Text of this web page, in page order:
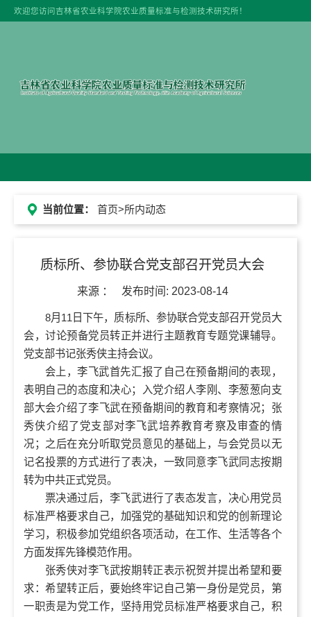
欢迎您访问吉林省农业科学院农业质量标准与检测技术研究所！
当前位置： 首页>所内动态
质标所、参协联合党支部召开党员大会
来源 ： 发布时间: 2023-08-14
8月11日下午，质标所、参协联合党支部召开党员大
会，讨论预备党员转正并进行主题教育专题党课辅导。
党支部书记张秀侠主持会议。
会上，李飞武首先汇报了自己在预备期间的表现，
表明自己的态度和决心；入党介绍人李刚、李葱葱向支
部大会介绍了李飞武在预备期间的教育和考察情况；张
秀侠介绍了党支部对李飞武培养教育考察及审查的情
况；之后在充分听取党员意见的基础上，与会党员以无
记名投票的方式进行了表决，一致同意李飞武同志按期
转为中共正式党员。
票决通过后，李飞武进行了表态发言，决心用党员
标准严格要求自己，加强党的基础知识和党的创新理论
学习，积极参加党组织各项活动，在工作、生活等各个
方面发挥先锋模范作用。
张秀侠对李飞武按期转正表示祝贺并提出希望和要
求：希望转正后，要始终牢记自己第一身份是党员，第
一职责是为党工作，坚持用党员标准严格要求自己，积